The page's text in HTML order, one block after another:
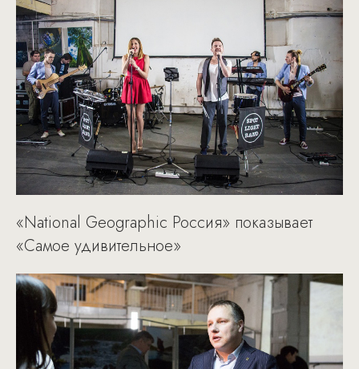
«National Geographic Россия» показывает
«Самое удивительное»